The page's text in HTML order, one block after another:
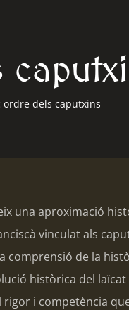
ordre dels caputxins
una aproximació
vinculat als
comprensió de la
històrica del
rigor i competència